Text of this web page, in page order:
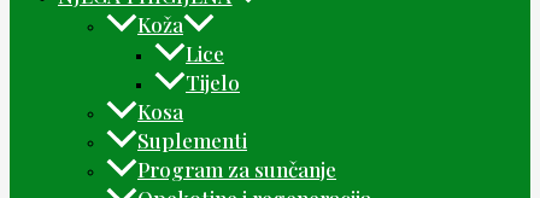
Koža
Lice
Tijelo
Kosa
Suplementi
Program za sunčanje